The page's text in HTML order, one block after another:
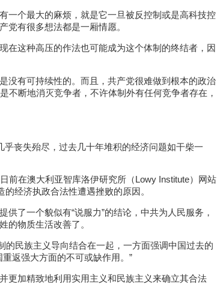
一个最大的麻烦，就是它一旦被反控制或是高科技控
党有很多想法都是一厢情愿。
在这种高压的作法也可能成为这个体制的终结者，因
没有可持续性的。而且，共产党很难做到根本的政治
不断地消灭竞争者，不许体制外有任何竞争者存在，
丧失殆尽，过去几十年堆积的经济问题如干柴一
前在澳大利亚智库洛伊研究所（Lowy Institute）网站
的经济执政合法性遭遇挫败的原因。
了一个貌似有“说服力”的结论，中共为人民服务，
的物质生活改善了。
的民族主义导向结合在一起，一方面强调中国过去的
返强大方面的不可或缺作用。”
更加精致地利用实用主义和民族主义来确立其合法